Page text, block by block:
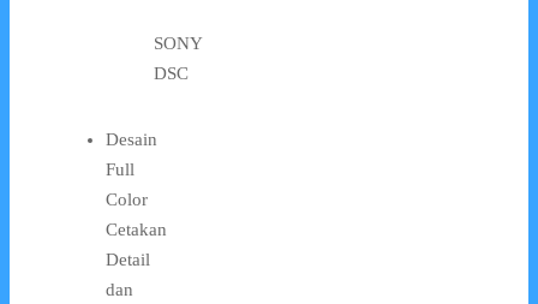
SONY
DSC
Desain
Full
Color
Cetakan
Detail
dan